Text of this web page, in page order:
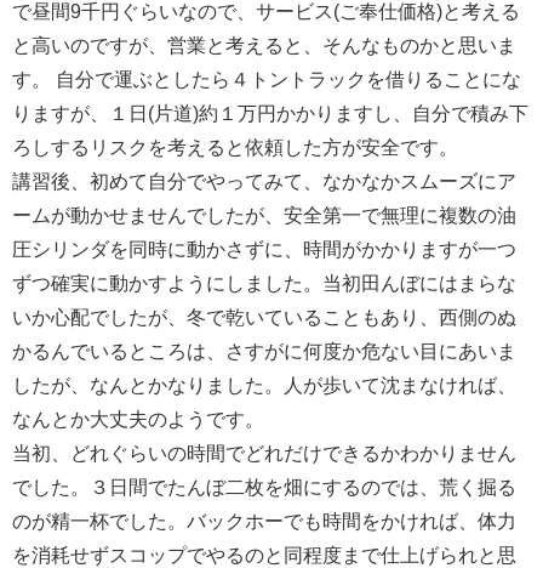
で昼間9千円ぐらいなので、サービス(ご奉仕価格)と考える
と高いのですが、営業と考えると、そんなものかと思いま
す。 自分で運ぶとしたら４トントラックを借りることにな
りますが、１日(片道)約１万円かかりますし、自分で積み下
ろしするリスクを考えると依頼した方が安全です。
講習後、初めて自分でやってみて、なかなかスムーズにア
ームが動かせませんでしたが、安全第一で無理に複数の油
圧シリンダを同時に動かさずに、時間がかかりますが一つ
ずつ確実に動かすようにしました。当初田んぼにはまらな
いか心配でしたが、冬で乾いていることもあり、西側のぬ
かるんでいるところは、さすがに何度か危ない目にあいま
したが、なんとかなりました。人が歩いて沈まなければ、
なんとか大丈夫のようです。
当初、どれぐらいの時間でどれだけできるかわかりません
でした。３日間でたんぼ二枚を畑にするのでは、荒く掘る
のが精一杯でした。バックホーでも時間をかければ、体力
を消耗せずスコップでやるのと同程度まで仕上げられと思